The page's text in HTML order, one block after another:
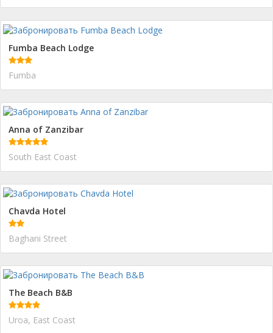
Fumba Beach Lodge
Fumba
Anna of Zanzibar
South East Coast
Chavda Hotel
Baghani Street
The Beach B&B
Uroa, East Coast